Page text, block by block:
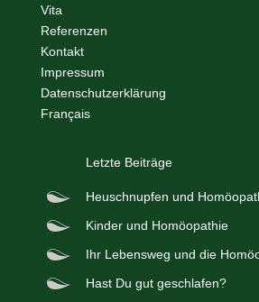
Vita
Referenzen
Kontakt
Impressum
Datenschutzerklärung
Français
Letzte Beiträge
Heuschnupfen und
Kinder und Homöopathie
Ihr Lebensweg und die
Hast Du gut geschlafen?